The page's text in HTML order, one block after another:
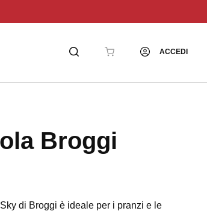
ACCEDI
Broggi
di Broggi è ideale per i pranzi e le